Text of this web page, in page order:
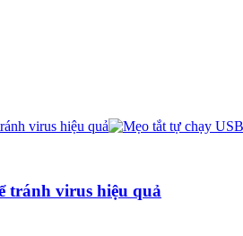
tránh virus hiệu quả